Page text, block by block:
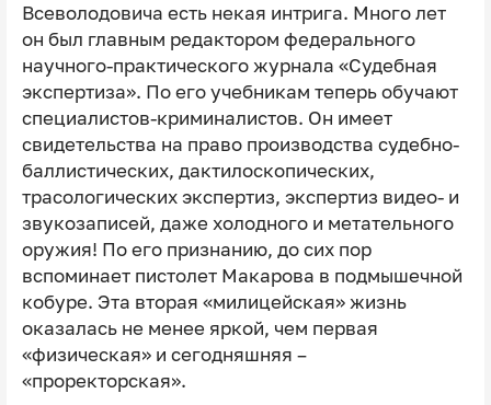
Всеволодовича есть некая интрига. Много лет
он был главным редактором федерального
научного-практического журнала «Судебная
экспертиза». По его учебникам теперь обучают
специалистов-криминалистов. Он имеет
свидетельства на право производства судебно-
баллистических, дактилоскопических,
трасологических экспертиз, экспертиз видео- и
звукозаписей, даже холодного и метательного
оружия! По его признанию, до сих пор
вспоминает пистолет Макарова в подмышечной
кобуре. Эта вторая «милицейская» жизнь
оказалась не менее яркой, чем первая
«физическая» и сегодняшняя –
«проректорская».